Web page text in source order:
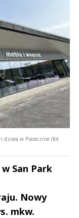
w Piasecznie (fot.
San Park
Nowy
mkw.